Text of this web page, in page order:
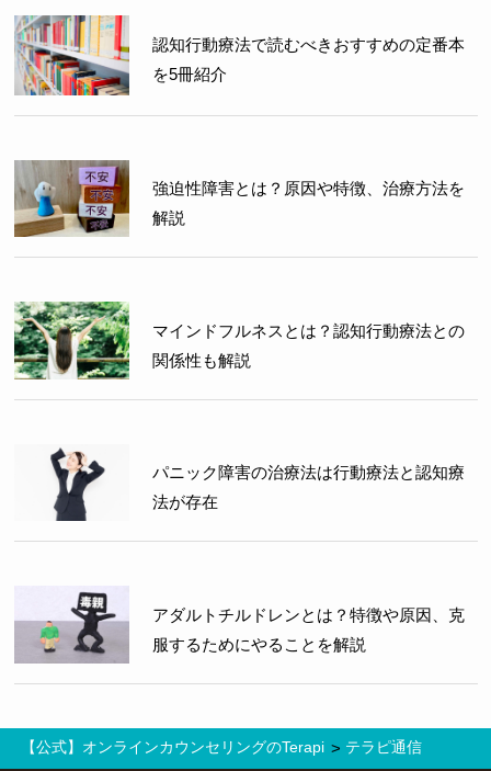
認知行動療法で読むべきおすすめの定番本
を5冊紹介
強迫性障害とは？原因や特徴、治療方法を
解説
マインドフルネスとは？認知行動療法との
関係性も解説
パニック障害の治療法は行動療法と認知療
法が存在
アダルトチルドレンとは？特徴や原因、克
服するためにやることを解説
【公式】オンラインカウンセリングのTerapi > テラピ通信